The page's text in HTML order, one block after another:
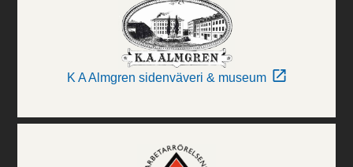
K A Almgren sidenväveri & museum